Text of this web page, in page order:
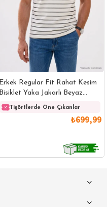
Erkek Regular Fit Rahat Kesim
Bisiklet Yaka Jakarlı Beyaz
Üzeri Siyah Çizgili Tişört
Tişörtlerde Öne Çıkanlar
₺699,99